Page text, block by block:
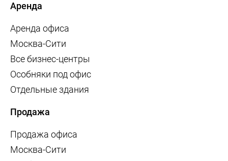
Аренда
Аренда офиса
Москва-Сити
Все бизнес-центры
Особняки под офис
Отдельные здания
Продажа
Продажа офиса
Москва-Сити